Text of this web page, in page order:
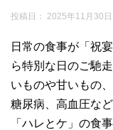
投稿日： 2025年11月30日
日常の食事が「祝
ら特別な日のご馳
いものや甘いもの
糖尿病、高血圧な
「ハレとケ」の食